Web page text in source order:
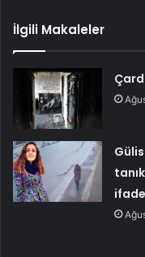
İlgili Makaleler
ifade